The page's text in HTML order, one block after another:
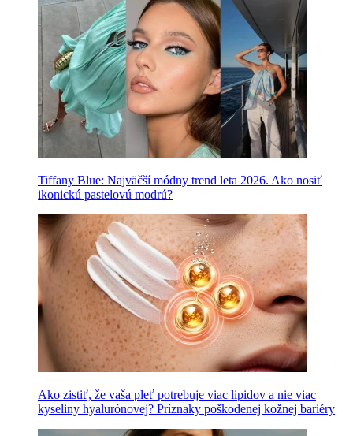
Tiffany Blue: Najväčší módny trend leta 2026. Ako nosiť
ikonickú pastelovú modrú?
Ako zistiť, že vaša pleť potrebuje viac lipidov a nie viac
kyseliny hyalurónovej? Príznaky poškodenej kožnej bariéry